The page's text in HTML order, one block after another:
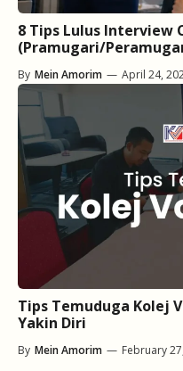
8 Tips Lulus Interview
(Pramugari/
By Mein Amorim — April 24,
Tips Temuduga Kolej
Yakin Diri
By Mein Amorim — February